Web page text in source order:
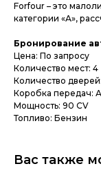
Forfour – это
категории «А»,
Бронирование
Цена: По запросу
Количество мест: 4
Количество
Коробка передач:
Мощность: 90 CV
Топливо: Бензин
Вас также